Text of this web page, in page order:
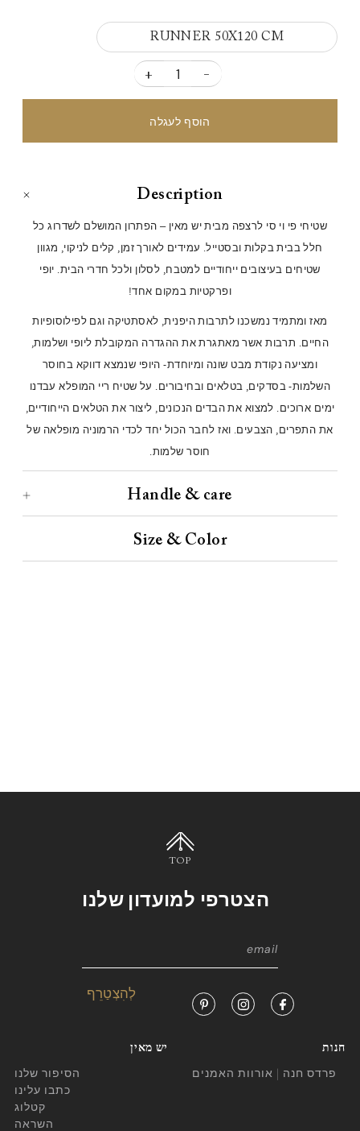
RUNNER 50X120 CM
-
+
Description
שטיחי פי וי סי לרצפה מבית יש מאין – הפתרון המושלם לשדרוג כל
חלל בבית בקלות ובסטייל. עמידים לאורך זמן, קלים לניקוי, מגוון
שטיחים בעיצובים ייחודיים למטבח, לסלון ולכל חדרי הבית. יופי
ופרקטיות במקום אחד!
מאז ומתמיד נמשכנו לתרבות היפנית, לאסתטיקה וגם לפילוסופיות
החיים. תרבות אשר מאתגרת את ההגדרה המקובלת ליופי ושלמות,
ומציעה נקודת מבט שונה ומיוחדת- היופי שנמצא דווקא בחוסר
השלמות- בסדקים, בטלאים ובחיבורים. על שטיח ריי המופלא עבדנו
ימים ארוכים. למצוא את הבדים הנכונים, ליצור את הטלאים הייחודיים,
את התפרים, הצבעים. ואז לחבר הכול יחד לכדי הרמוניה מופלאה של
חוסר שלמות.
Handle & care
Size & Color
TOP
הצטרפי למועדון שלנו
חנות
פרדס חנה | אורוות האמנים
יש מאין
הסיפור שלנו
כתבו עלינו
קטלוג
השראה